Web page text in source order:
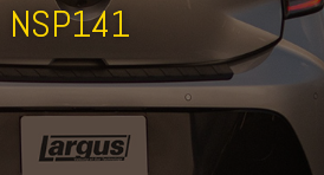
NSP141